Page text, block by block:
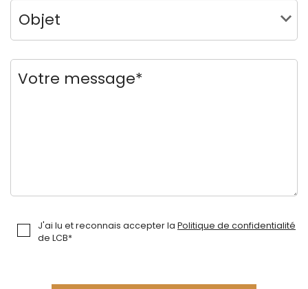
J'ai lu et reconnais accepter la Politique de confidentialité
de LCB*